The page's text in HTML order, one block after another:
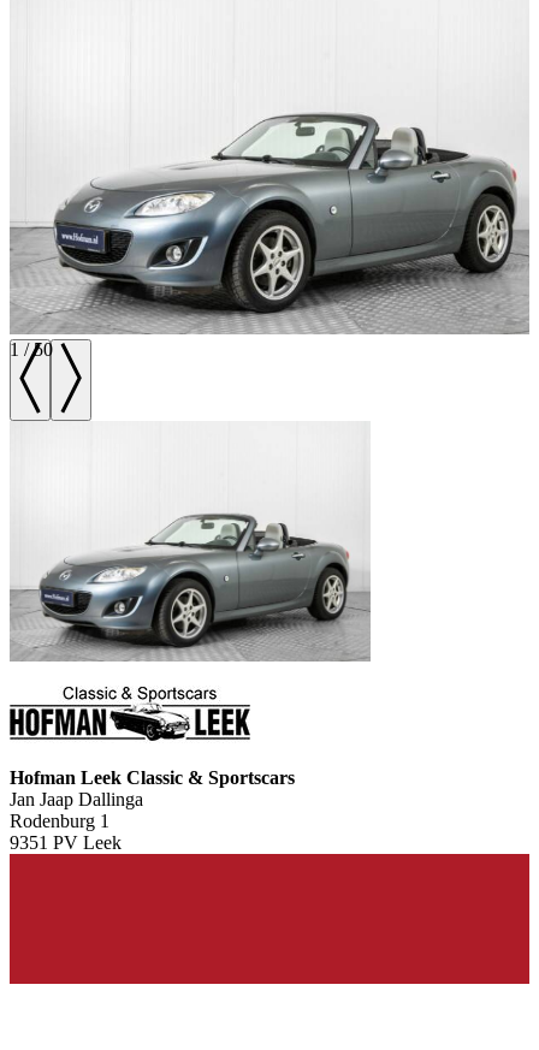
1 /50
Hofman Leek Classic & Sportscars
Jan Jaap Dallinga
Rodenburg 1
9351 PV Leek